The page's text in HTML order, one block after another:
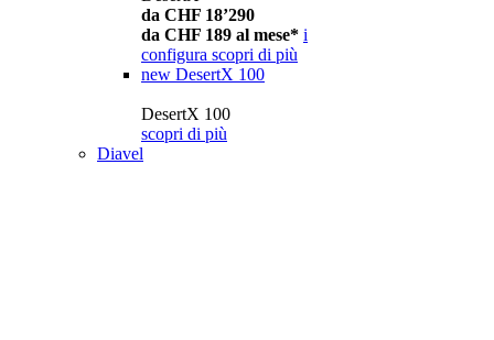
da CHF 18’290
da CHF 189 al mese* i
configura scopri di più
new DesertX 100
DesertX 100
scopri di più
Diavel